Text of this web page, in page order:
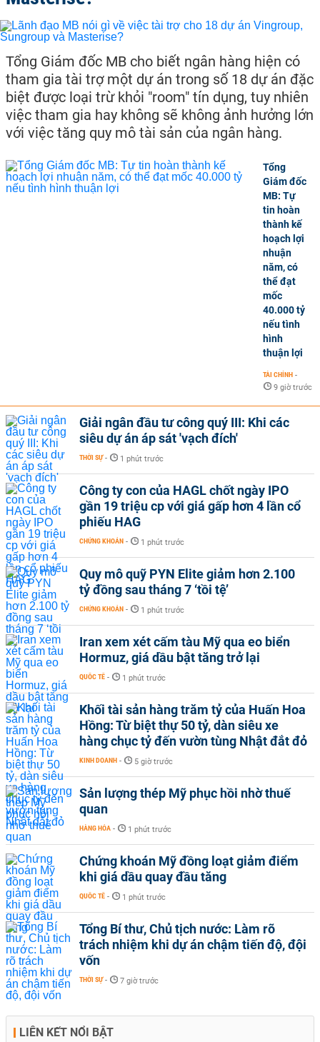
Tổng Giám đốc MB cho biết ngân hàng hiện có
tham gia tài trợ một dự án trong số 18 dự án đặc
biệt được loại trừ khỏi "room" tín dụng, tuy nhiên
việc tham gia hay không sẽ không ảnh hưởng lớn
với việc tăng quy mô tài sản của ngân hàng.
Tổng
Giám đốc
MB: Tự
tin hoàn
thành kế
hoạch lợi
nhuận
năm, có
thể đạt
mốc
40.000 tỷ
nếu tình
hình
thuận lợi
TÀI CHÍNH -
9 giờ trước
Giải ngân đầu tư công quý III: Khi các
siêu dự án áp sát 'vạch đích'
THỜI SỰ - 1 phút trước
Công ty con của HAGL chốt ngày IPO
gần 19 triệu cp với giá gấp hơn 4 lần cổ
phiếu HAG
CHỨNG KHOÁN - 1 phút trước
Quy mô quỹ PYN Elite giảm hơn 2.100
tỷ đồng sau tháng 7 ‘tồi tệ’
CHỨNG KHOÁN - 1 phút trước
Iran xem xét cấm tàu Mỹ qua eo biển
Hormuz, giá dầu bật tăng trở lại
QUỐC TẾ - 1 phút trước
Khối tài sản hàng trăm tỷ của Huấn Hoa
Hồng: Từ biệt thự 50 tỷ, dàn siêu xe
hàng chục tỷ đến vườn tùng Nhật đắt đỏ
KINH DOANH - 5 giờ trước
Sản lượng thép Mỹ phục hồi nhờ thuế
quan
HÀNG HÓA - 1 phút trước
Chứng khoán Mỹ đồng loạt giảm điểm
khi giá dầu quay đầu tăng
QUỐC TẾ - 1 phút trước
Tổng Bí thư, Chủ tịch nước: Làm rõ
trách nhiệm khi dự án chậm tiến độ, đội
vốn
THỜI SỰ - 7 giờ trước
LIÊN KẾT NỔI BẬT